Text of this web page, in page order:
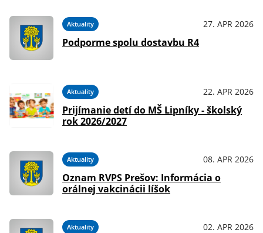
Aktuality 27. APR 2026
Podporme spolu dostavbu R4
Aktuality 22. APR 2026
Prijímanie detí do MŠ Lipníky - školský
rok 2026/2027
Aktuality 08. APR 2026
Oznam RVPS Prešov: Informácia o
orálnej vakcinácii líšok
Aktuality 02. APR 2026